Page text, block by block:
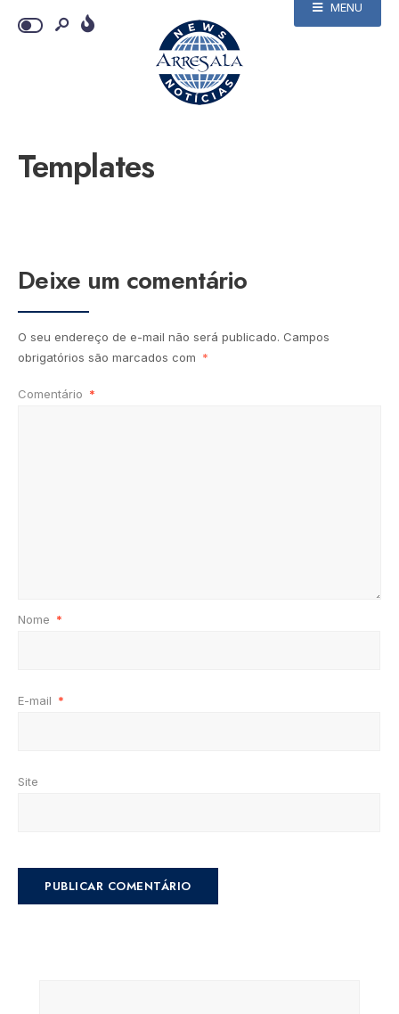
MENU
Templates
Deixe um comentário
O seu endereço de e-mail não será publicado. Campos
obrigatórios são marcados com *
Comentário *
Nome *
E-mail *
Site